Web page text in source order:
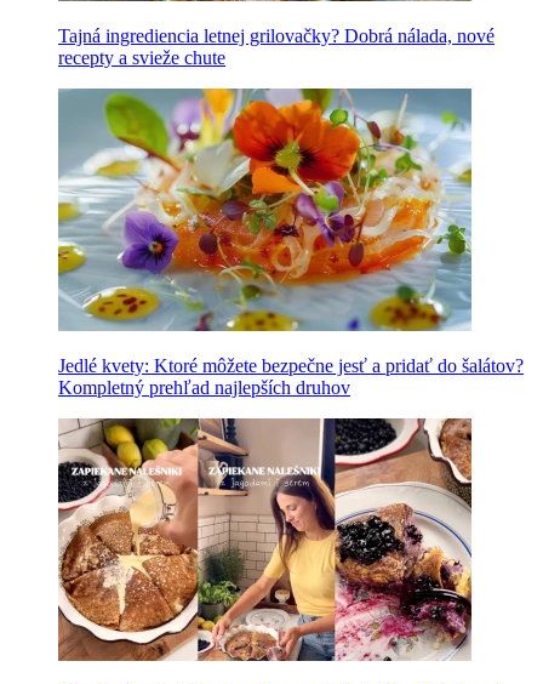
Tajná ingrediencia letnej grilovačky? Dobrá nálada, nové
recepty a svieže chute
Jedlé kvety: Ktoré môžete bezpečne jesť a pridať do šalátov?
Kompletný prehľad najlepších druhov